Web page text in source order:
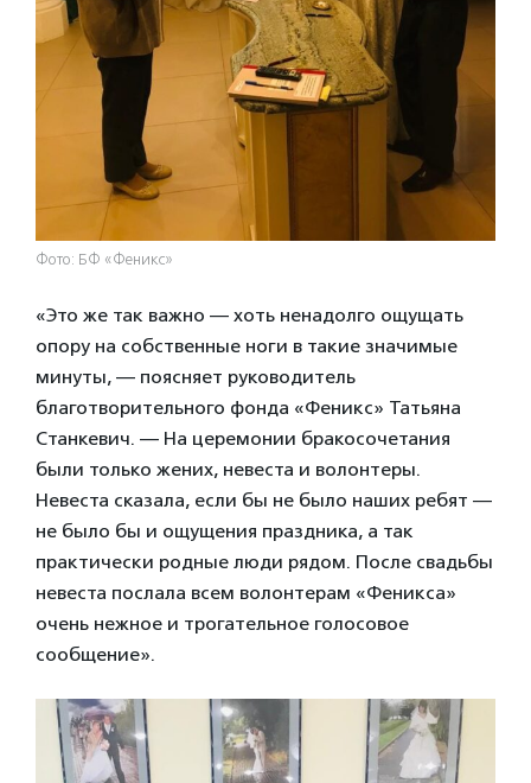
Фото: БФ «Феникс»
«Это же так важно — хоть ненадолго ощущать
опору на собственные ноги в такие значимые
минуты, — поясняет руководитель
благотворительного фонда «Феникс» Татьяна
Станкевич. — На церемонии бракосочетания
были только жених, невеста и волонтеры.
Невеста сказала, если бы не было наших ребят —
не было бы и ощущения праздника, а так
практически родные люди рядом. После свадьбы
невеста послала всем волонтерам «Феникса»
очень нежное и трогательное голосовое
сообщение».